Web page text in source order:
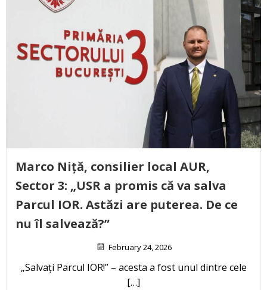
Marco Niță, consilier local AUR,
Sector 3: „USR a promis că va salva
Parcul IOR. Astăzi are puterea. De ce
nu îl salvează?”
February 24, 2026
„Salvați Parcul IOR!” – acesta a fost unul dintre cele
[…]